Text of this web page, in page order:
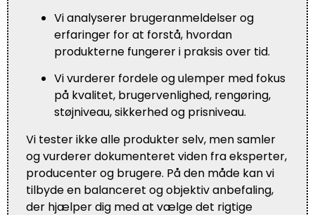
Vi analyserer brugeranmeldelser og
erfaringer for at forstå, hvordan
produkterne fungerer i praksis over tid.
Vi vurderer fordele og ulemper med fokus
på kvalitet, brugervenlighed, rengøring,
støjniveau, sikkerhed og prisniveau.
Vi tester ikke alle produkter selv, men samler
og vurderer dokumenteret viden fra eksperter,
producenter og brugere. På den måde kan vi
tilbyde en balanceret og objektiv anbefaling,
der hjælper dig med at vælge det rigtige